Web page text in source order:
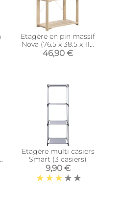
Etagère en pin massif
Nova (76.5 x 38.5 x 110
cm)
46,90 €
Etagère multi casiers
Smart (3 casiers)
9,90 €